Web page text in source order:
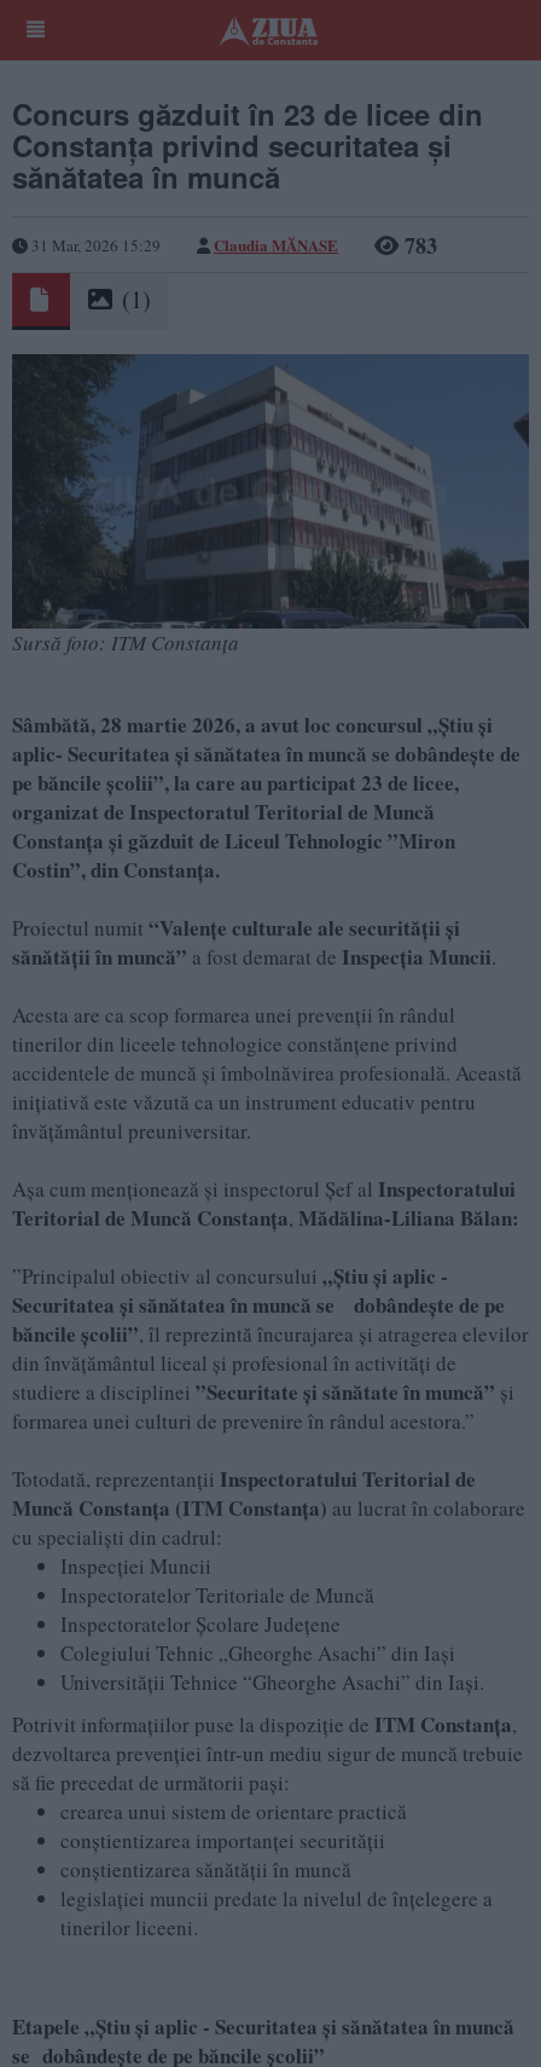
Concurs găzduit în 23 de licee din
Constanța privind securitatea și
sănătatea în muncă
31 Mar, 2026 15:29 Claudia MĂNASE 783
(1)
Sursă foto: ITM Constanța
Sâmbătă, 28 martie 2026, a avut loc concursul „Ştiu şi
aplic- Securitatea şi sănătatea în muncă se dobândeşte de
pe băncile şcolii”, la care au participat 23 de licee,
organizat de Inspectoratul Teritorial de Muncă
Constanța și găzduit de Liceul Tehnologic ”Miron
Costin”, din Constanța.
Proiectul numit “Valenţe culturale ale securităţii şi
sănătăţii în muncă” a fost demarat de Inspecția Muncii.
Acesta are ca scop formarea unei prevenții în rândul
tinerilor din liceele tehnologice constănțene privind
accidentele de muncă și îmbolnăvirea profesională. Această
inițiativă este văzută ca un instrument educativ pentru
învățământul preuniversitar.
Așa cum menționează și inspectorul Șef al Inspectoratului
Teritorial de Muncă Constanța, Mădălina-Liliana Bălan:
”Principalul obiectiv al concursului „Ştiu şi aplic -
Securitatea şi sănătatea în muncă se dobândeşte de pe
băncile şcolii”, îl reprezintă încurajarea şi atragerea elevilor
din învățământul liceal și profesional în activităţi de
studiere a disciplinei ”Securitate şi sănătate în muncă” și
formarea unei culturi de prevenire în rândul acestora.”
Totodată, reprezentanții Inspectoratului Teritorial de
Muncă Constanța (ITM Constanța) au lucrat în colaborare
cu specialiști din cadrul:
Inspecţiei Muncii
Inspectoratelor Teritoriale de Muncă
Inspectoratelor Şcolare Judeţene
Colegiului Tehnic „Gheorghe Asachi” din Iaşi
Universităţii Tehnice “Gheorghe Asachi” din Iaşi.
Potrivit informațiilor puse la dispoziție de ITM Constanța,
dezvoltarea prevenției într-un mediu sigur de muncă trebuie
să fie precedat de următorii pași:
crearea unui sistem de orientare practică
conștientizarea importanţei securităţii
conștientizarea sănătăţii în muncă
legislației muncii predate la nivelul de înțelegere a
tinerilor liceeni.
Etapele „Ştiu şi aplic - Securitatea şi sănătatea în muncă
se dobândeşte de pe băncile şcolii”